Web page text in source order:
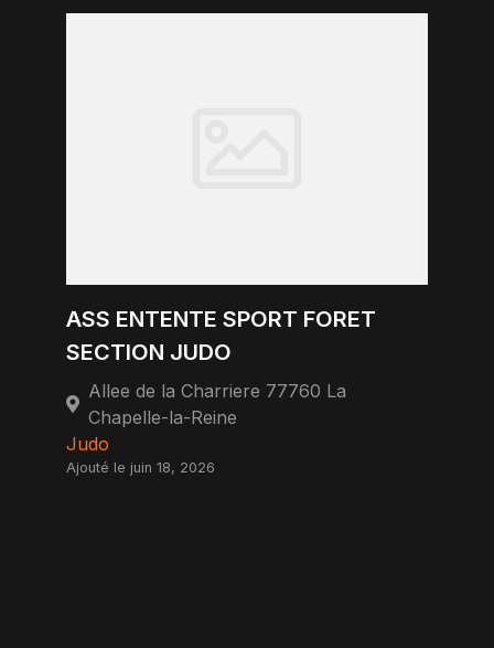
ASS ENTENTE SPORT FORET
SECTION JUDO
Allee de la Charriere 77760 La
Chapelle-la-Reine
Judo
Ajouté le juin 18, 2026